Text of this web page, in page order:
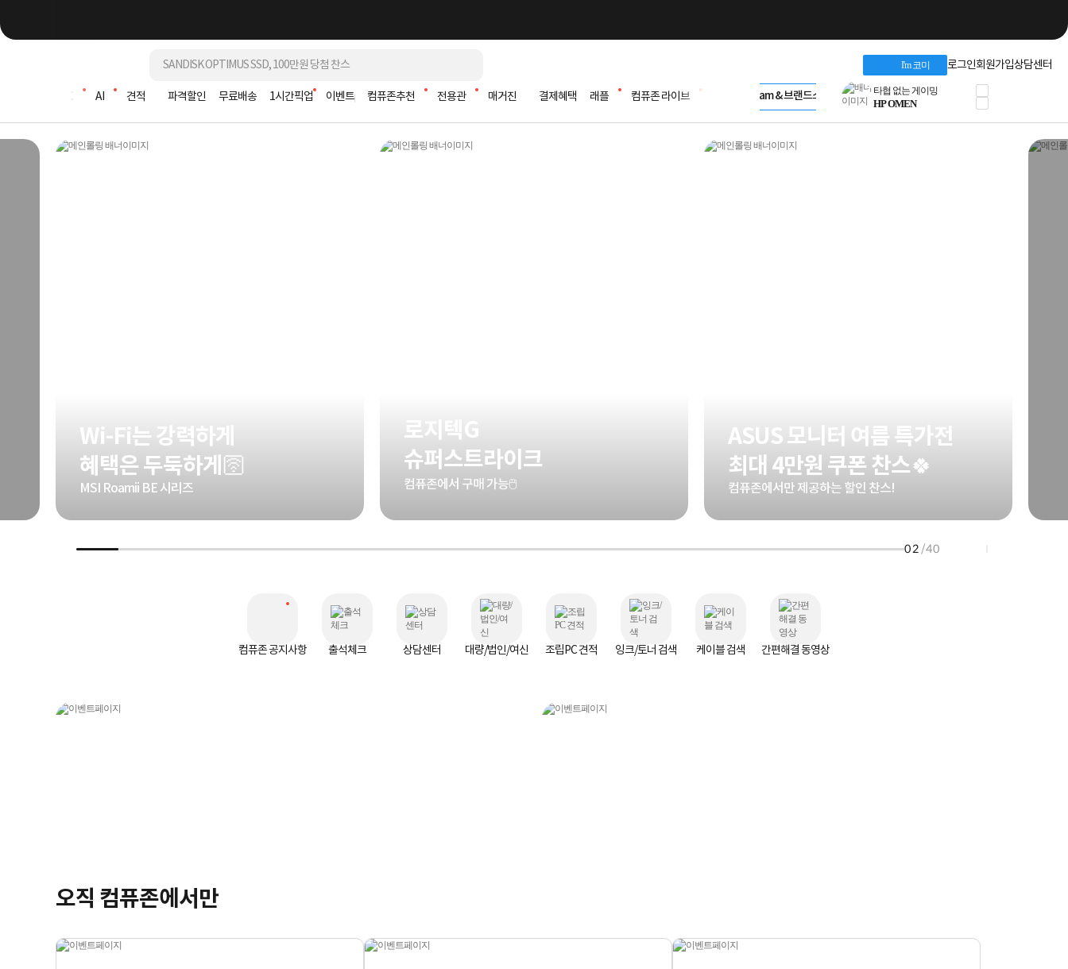
I'm 코미 로그인회원가입상담센터
조립PC AI 견적 파격할인 무료배송 1시간픽업 이벤트 컴퓨존추천 전용관 매거진 결제혜택 래플 컴퓨존 라이브
LG gram & 브랜드스토어
Microsoft 브랜드스토어
AMD 브랜드스토어
Intel 브랜드스토어
혜택 PACK
Dell 구매 찬스
프로 에센셜
타협 없는 게이밍
HP OMEN
로지텍
누적 금액 별
적립금 페이백!
Dell 구매왕
상품권 30만원
HAF II 500
Wi-Fi는 강력하게
혜택은 두둑하게🛜
MSI Roamii BE 시리즈
로지텍G
슈퍼스트라이크
컴퓨존에서 구매 가능🖱️
ASUS 모니터 여름 특가전
최대 4만원 쿠폰 찬스🍀
컴퓨존에서만 제공하는 할인 찬스!
02 /40
컴퓨존 공지사항 출석체크 상담센터 대량/법인/여신 조립PC 견적 잉크/토너 검색 케이블 검색 간편해결 동영상
오직 컴퓨존에서만